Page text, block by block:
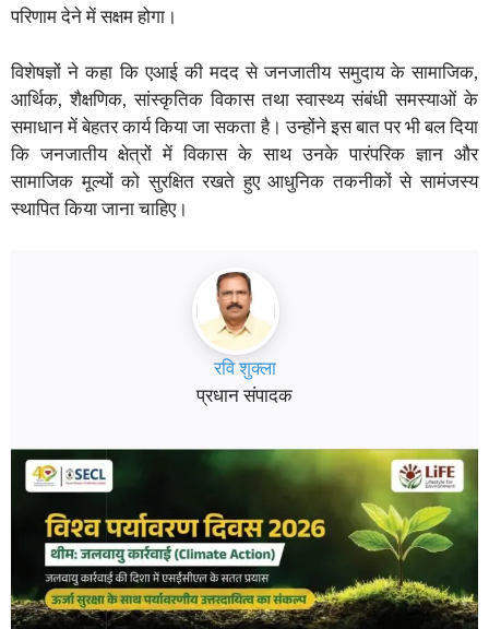
परिणाम देने में सक्षम होगा।
विशेषज्ञों ने कहा कि एआई की मदद से जनजातीय समुदाय के सामाजिक,
आर्थिक, शैक्षणिक, सांस्कृतिक विकास तथा स्वास्थ्य संबंधी समस्याओं के
समाधान में बेहतर कार्य किया जा सकता है। उन्होंने इस बात पर भी बल दिया
कि जनजातीय क्षेत्रों में विकास के साथ उनके पारंपरिक ज्ञान और
सामाजिक मूल्यों को सुरक्षित रखते हुए आधुनिक तकनीकों से सामंजस्य
स्थापित किया जाना चाहिए।
रवि शुक्ला
प्रधान संपादक